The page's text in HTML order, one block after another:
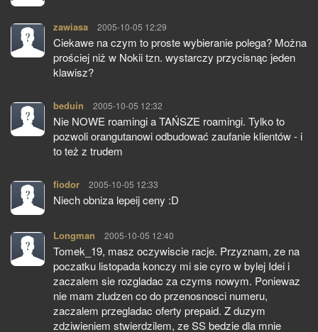
zawiasa pisze:
2005-10-05 12:29
Ciekawe na czym to proste wybieranie polega? Można
prościej niż w Nokii tzn. wystarczy przycisnąc jeden
klawisz?
beduin pisze:
2005-10-05 12:32
Nie NOWE roamingi a TAŃSZE roamingi. Tylko to
pozwoli orangutanowi odbudować zaufanie klientów - i
to też z trudem
fiodor pisze:
2005-10-05 12:33
Niech obniza lepeij ceny :D
Longman pisze:
2005-10-05 12:40
Tomek_19, masz oczywiscie racje. Przyznam, ze na
poczatku listopada konczy mi sie cyro w bylej Idei i
zaczalem sie rozgladac za czyms nowym. Poniewaz
nie mam zludzen co do przenosnosci numeru,
zaczalem przegladac oferty prepaid. Z duzym
zdziwieniem stwierdzilem, ze SS bedzie dla mnie